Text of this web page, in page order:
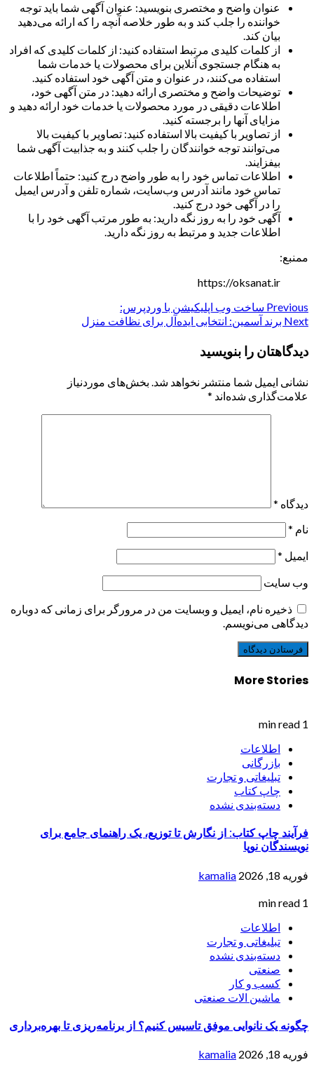
عنوان واضح و مختصری بنویسید: عنوان آگهی شما باید توجه
خواننده را جلب کند و به طور خلاصه آنچه را که ارائه می‌دهید
بیان کند.
از کلمات کلیدی مرتبط استفاده کنید: از کلمات کلیدی که افراد
به هنگام جستجوی آنلاین برای محصولات یا خدمات شما
استفاده می‌کنند، در عنوان و متن آگهی خود استفاده کنید.
توضیحات واضح و مختصری ارائه دهید: در متن آگهی خود،
اطلاعات دقیقی در مورد محصولات یا خدمات خود ارائه دهید و
مزایای آنها را برجسته کنید.
از تصاویر با کیفیت بالا استفاده کنید: تصاویر با کیفیت بالا
می‌توانند توجه خوانندگان را جلب کنند و به جذابیت آگهی شما
بیفزایند.
اطلاعات تماس خود را به طور واضح درج کنید: حتماً اطلاعات
تماس خود مانند آدرس وب‌سایت، شماره تلفن و آدرس ایمیل
را در آگهی خود درج کنید.
آگهی خود را به روز نگه دارید: به طور مرتب آگهی خود را با
اطلاعات جدید و مرتبط به روز نگه دارید.
ممنبع:
https://oksanat.ir
Continue
Previous ساخت وب اپلیکیشن با وردپرس:
Next برند آسمین: انتخابی ایده‌آل برای نظافت منزل
دیدگاهتان را بنویسید
نشانی ایمیل شما منتشر نخواهد شد. بخش‌های موردنیاز
علامت‌گذاری شده‌اند *
دیدگاه *
نام *
ایمیل *
وب‌ سایت
ذخیره نام، ایمیل و وبسایت من در مرورگر برای زمانی که دوباره
دیدگاهی می‌نویسم.
More Stories
1 min read
اطلاعات
بازرگانی
تبلیغاتی و تجارت
چاپ کتاب
دسته‌بندی نشده
فرآیند چاپ کتاب: از نگارش تا توزیع، یک راهنمای جامع برای
نویسندگان نوپا
فوریه 18, 2026 kamalia
1 min read
اطلاعات
تبلیغاتی و تجارت
دسته‌بندی نشده
صنعتی
کسب و کار
ماشین الات صنعتی
چگونه یک نانوایی موفق تاسیس کنیم؟ از برنامه‌ریزی تا بهره‌برداری
فوریه 18, 2026 kamalia